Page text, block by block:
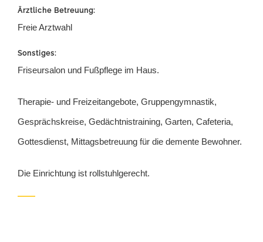
Ärztliche Betreuung:
Freie Arztwahl
Sonstiges:
Friseursalon und Fußpflege im Haus.
Therapie- und Freizeitangebote, Gruppengymnastik,
Gesprächskreise, Gedächtnistraining, Garten, Cafeteria,
Gottesdienst, Mittagsbetreuung für die demente Bewohner.
Die Einrichtung ist rollstuhlgerecht.